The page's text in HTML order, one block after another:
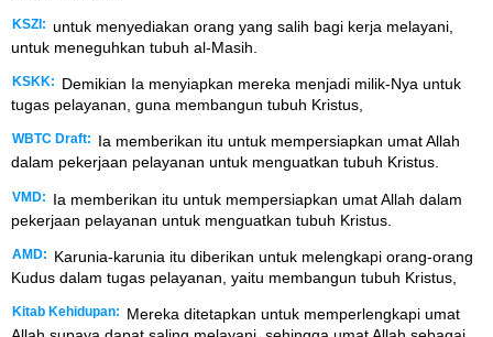
KSZI: untuk menyediakan orang yang salih bagi kerja melayani,
untuk meneguhkan tubuh al-Masih.
KSKK:
Demikian Ia menyiapkan mereka menjadi milik-Nya untuk
tugas pelayanan, guna membangun tubuh Kristus,
WBTC Draft:
Ia memberikan itu untuk mempersiapkan umat Allah
dalam pekerjaan pelayanan untuk menguatkan tubuh Kristus.
VMD:
Ia memberikan itu untuk mempersiapkan umat Allah dalam
pekerjaan pelayanan untuk menguatkan tubuh Kristus.
AMD:
Karunia-karunia itu diberikan untuk melengkapi orang-orang
Kudus dalam tugas pelayanan, yaitu membangun tubuh Kristus,
Kitab Kehidupan:
Mereka ditetapkan untuk memperlengkapi umat